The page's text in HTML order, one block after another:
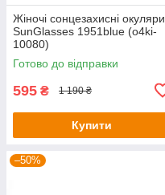
Жіночі сонцезахисні окуляри
SunGlasses 1951blue (o4ki-
10080)
Готово до відправки
595 ₴ 1 190 ₴
Купити
–50%